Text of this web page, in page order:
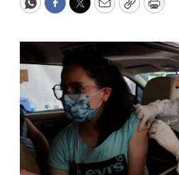
WhatsApp
Facebook
Twitter
EmailCopyPrint